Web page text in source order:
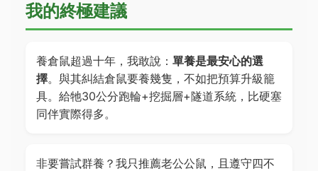
我的終極建議
養倉鼠超過十年，我敢說： 單養是最安心的選
擇。與其糾結倉鼠要養幾隻，不如把預算升級籠
具。給牠30公分跑輪+挖掘層+隧道系統，比硬塞
同伴實際得多。
非要嘗試群養？我只推薦老公公鼠，且遵守四不